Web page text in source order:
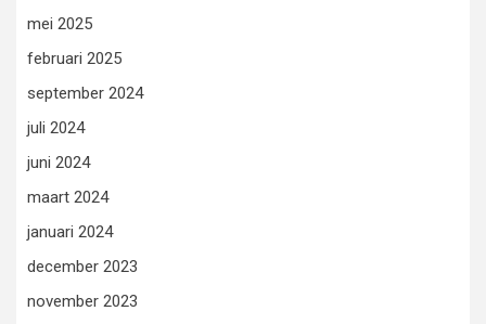
mei 2025
februari 2025
september 2024
juli 2024
juni 2024
maart 2024
januari 2024
december 2023
november 2023